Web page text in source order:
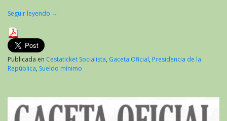
Seguir leyendo →
Publicada en Cestaticket Socialista, Gaceta Oficial, Presidencia de la
República, Sueldo mínimo